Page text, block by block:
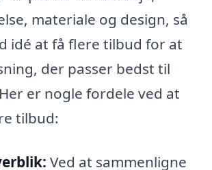
materiale og design, så
idé at få flere tilbud for at
der passer bedst til
er nogle fordele ved at
tilbud:
Ved at sammenligne